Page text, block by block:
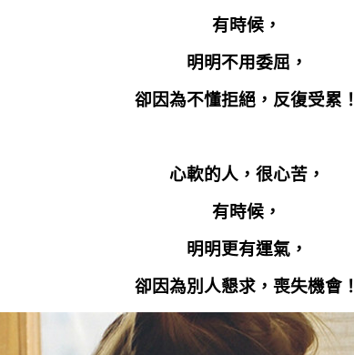
有時候，
明明不用委屈，
卻因為不懂拒絕，反復受累！
心軟的人，很心苦，
有時候，
明明更有運氣，
卻因為別人懇求，喪失機會！